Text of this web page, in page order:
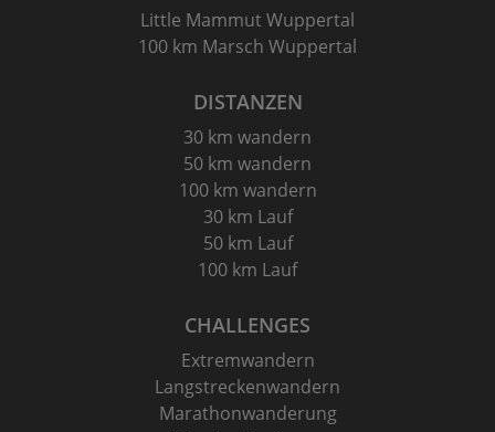
Little Mammut Wuppertal
100 km Marsch Wuppertal
DISTANZEN
30 km wandern
50 km wandern
100 km wandern
30 km Lauf
50 km Lauf
100 km Lauf
CHALLENGES
Extremwandern
Langstreckenwandern
Marathonwanderung